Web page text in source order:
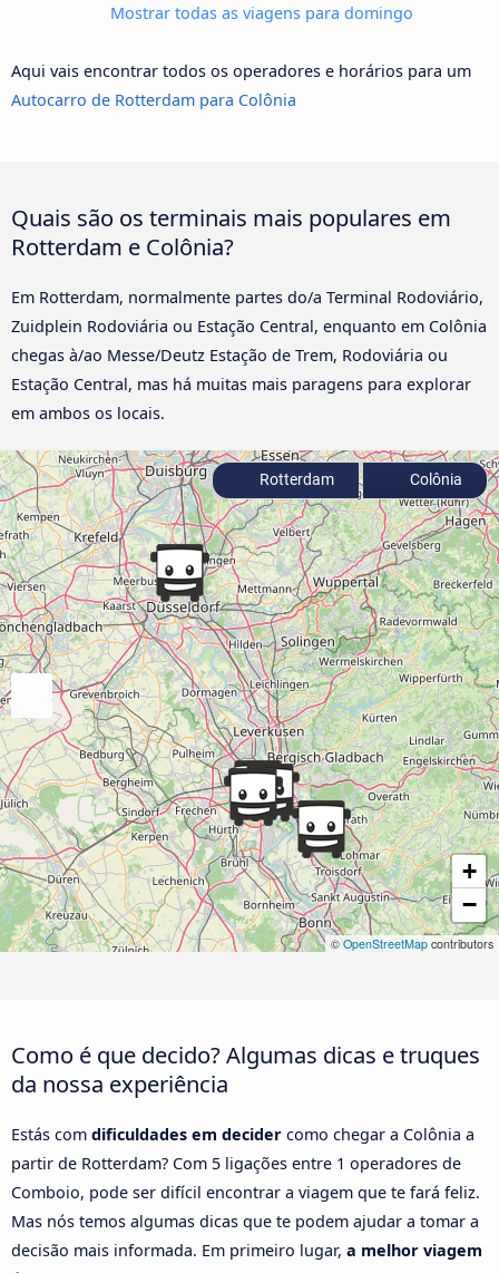
Mostrar todas as viagens para domingo
Aqui vais encontrar todos os operadores e horários para um
Autocarro de Rotterdam para Colônia
Quais são os terminais mais populares em
Rotterdam e Colônia?
Em Rotterdam, normalmente partes do/a Terminal Rodoviário,
Zuidplein Rodoviária ou Estação Central, enquanto em Colônia
chegas à/ao Messe/Deutz Estação de Trem, Rodoviária ou
Estação Central, mas há muitas mais paragens para explorar
em ambos os locais.
+
−
© OpenStreetMap contributors
Rotterdam Colônia
Como é que decido? Algumas dicas e truques
da nossa experiência
Estás com dificuldades em decider como chegar a Colônia a
partir de Rotterdam? Com 5 ligações entre 1 operadores de
Comboio, pode ser difícil encontrar a viagem que te fará feliz.
Mas nós temos algumas dicas que te podem ajudar a tomar a
decisão mais informada. Em primeiro lugar, a melhor viagem